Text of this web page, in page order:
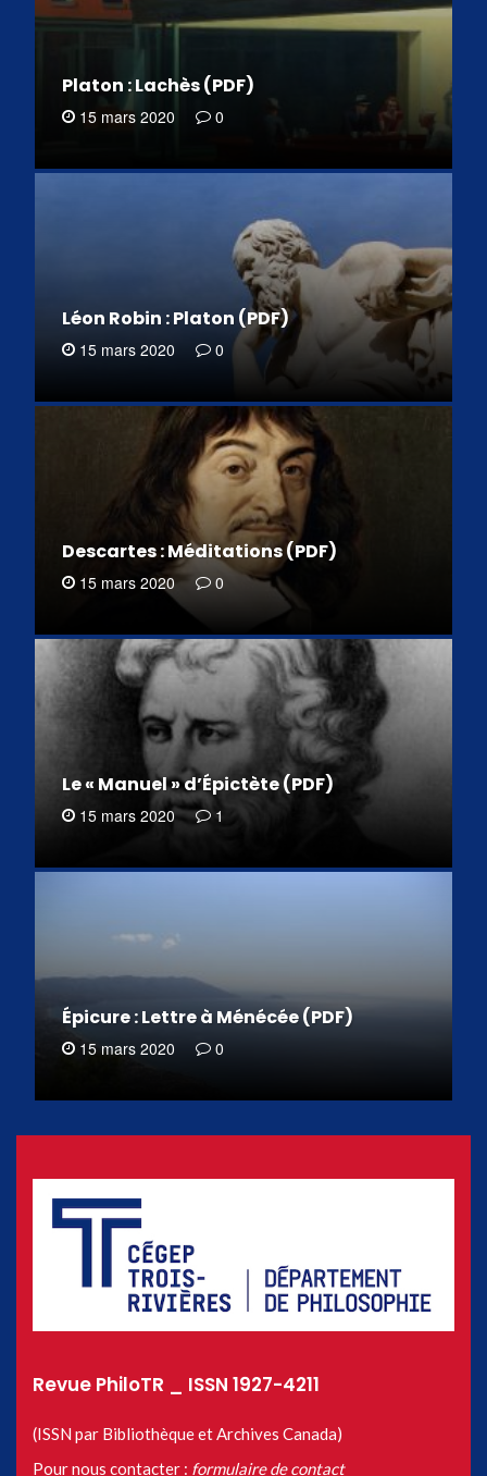
Platon : Lachès (PDF)
15 mars 2020 0
Léon Robin : Platon (PDF)
15 mars 2020 0
Descartes : Méditations (PDF)
15 mars 2020 0
Le « Manuel » d’Épictète (PDF)
15 mars 2020 1
Épicure : Lettre à Ménécée (PDF)
15 mars 2020 0
Revue PhiloTR _ ISSN 1927-4211
(ISSN par Bibliothèque et Archives Canada)
Pour nous contacter : formulaire de contact